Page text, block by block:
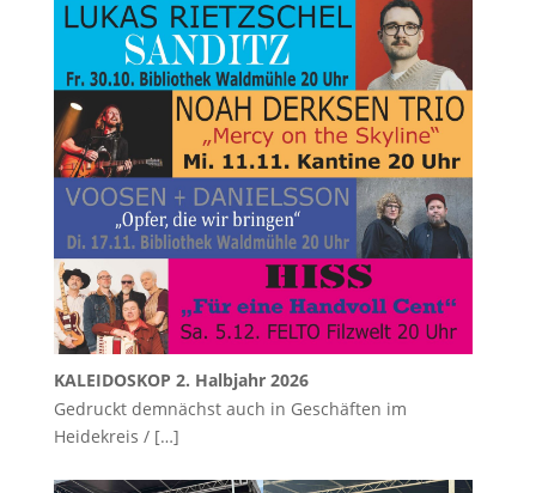
KALEIDOSKOP 2. Halbjahr 2026
Gedruckt demnächst auch in Geschäften im
Heidekreis / […]